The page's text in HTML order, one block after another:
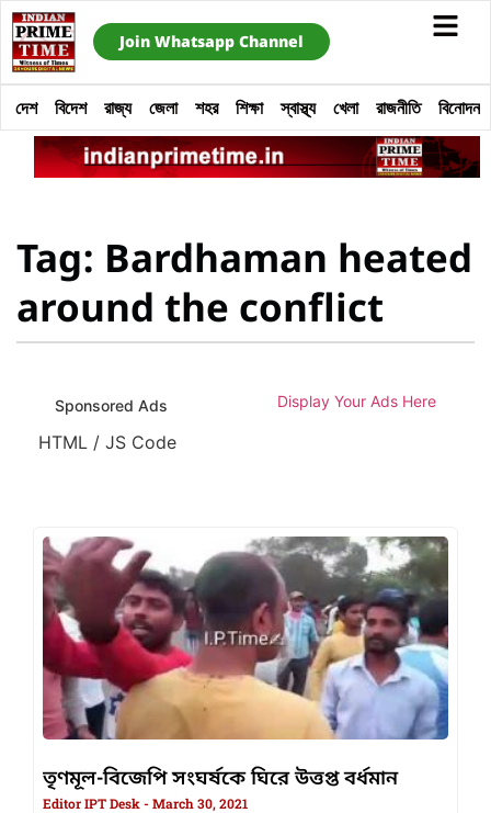
Join Whatsapp Channel
দেশ বিদেশ রাজ্য জেলা শহর শিক্ষা স্বাস্থ্য খেলা রাজনীতি বিনোদন
Tag: Bardhaman heated
around the conflict
Sponsored Ads Display Your Ads Here
HTML / JS Code
তৃণমূল-বিজেপি সংঘর্ষকে ঘিরে উত্তপ্ত বর্ধমান
Editor IPT Desk March 30, 2021